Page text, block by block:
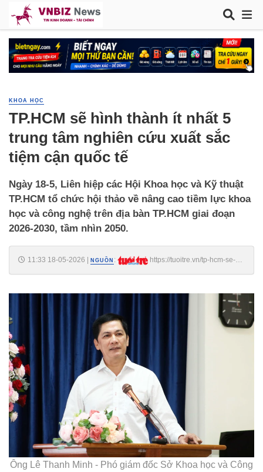
KHOA HỌC
TP.HCM sẽ hình thành ít nhất 5
trung tâm nghiên cứu xuất sắc
tiệm cận quốc tế
Ngày 18-5, Liên hiệp các Hội Khoa học và Kỹ thuật
TP.HCM tổ chức hội thảo về nâng cao tiềm lực khoa
học và công nghệ trên địa bàn TP.HCM giai đoạn
2026-2030, tầm nhìn 2050.
11:33 18-05-2026 NGUỒN :
https://tuoitre.vn/tp-hcm-se-
Ông Lê Thanh Minh - Phó giám đốc Sở Khoa học và Công